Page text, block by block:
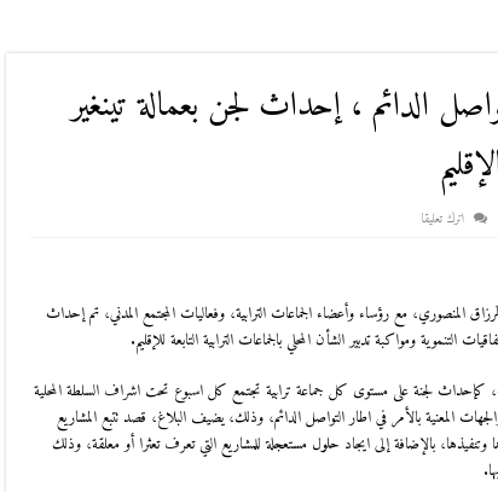
الدائم ، إحداث لجن بعمالة تينغير
اترك تعليقا
المنصوري، مع رؤساء وأعضاء الجماعات الترابية، وفعاليات المجتمع المدني، تم إحداث
التنموية ومواكبة تدبير الشأن المحلي بالجماعات الترابية التابعة للإقليم.
كإحداث لجنة على مستوى كل جماعة ترابية تجتمع كل اسبوع تحت اشراف السلطة المحلية
المعنية بالأمر في اطار التواصل الدائم، وذلك، يضيف البلاغ، قصد تتبع المشاريع
وتنفيذها، بالإضافة إلى ايجاد حلول مستعجلة للمشاريع التي تعرف تعثرا أو معلقة، وذلك